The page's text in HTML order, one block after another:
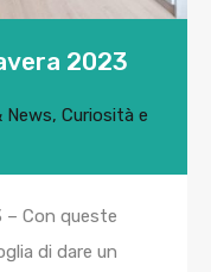
2023
News, Curiosità e
– Con queste
di dare un